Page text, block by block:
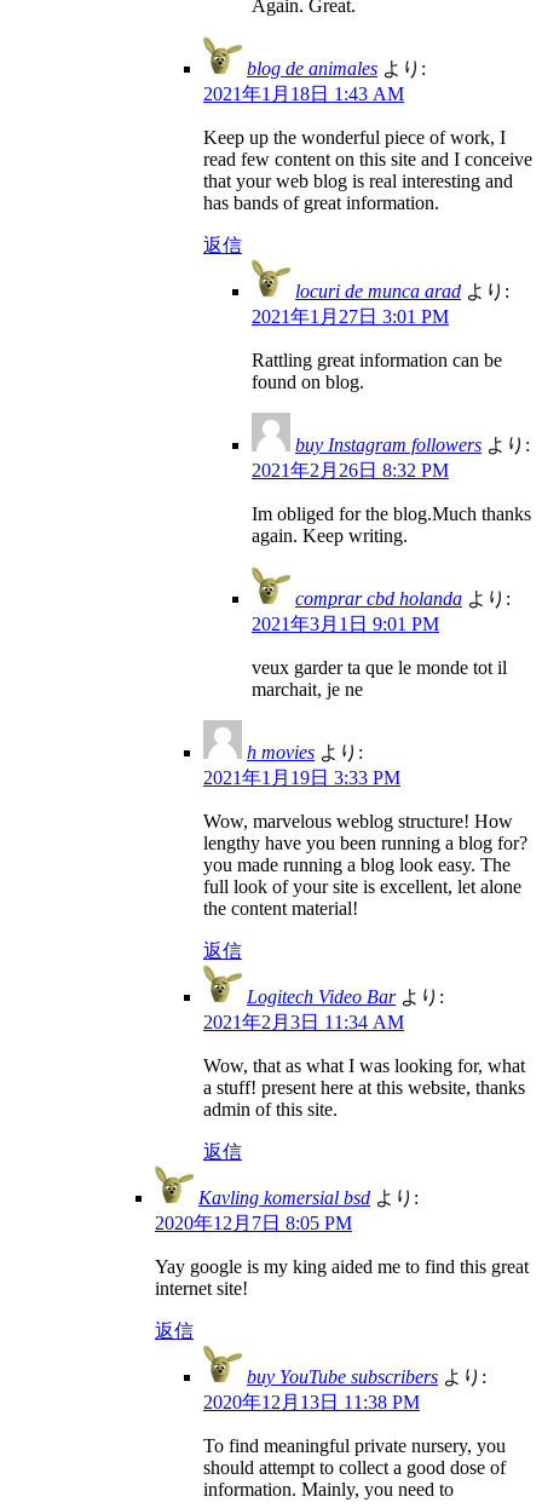
Again. Great.
blog de animales より:
2021年1月18日 1:43 AM
Keep up the wonderful piece of work, I
read few content on this site and I conceive
that your web blog is real interesting and
has bands of great information.
返信
locuri de munca arad より:
2021年1月27日 3:01 PM
Rattling great information can be
found on blog.
buy Instagram followers より:
2021年2月26日 8:32 PM
Im obliged for the blog.Much thanks
again. Keep writing.
comprar cbd holanda より:
2021年3月1日 9:01 PM
veux garder ta que le monde tot il
marchait, je ne
h movies より:
2021年1月19日 3:33 PM
Wow, marvelous weblog structure! How
lengthy have you been running a blog for?
you made running a blog look easy. The
full look of your site is excellent, let alone
the content material!
返信
Logitech Video Bar より:
2021年2月3日 11:34 AM
Wow, that as what I was looking for, what
a stuff! present here at this website, thanks
admin of this site.
返信
Kavling komersial bsd より:
2020年12月7日 8:05 PM
Yay google is my king aided me to find this great
internet site!
返信
buy YouTube subscribers より:
2020年12月13日 11:38 PM
To find meaningful private nursery, you
should attempt to collect a good dose of
information. Mainly, you need to